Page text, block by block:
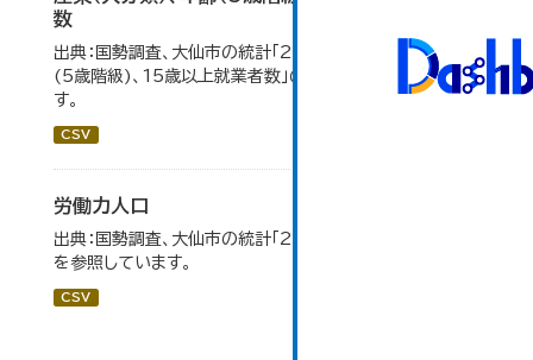
数
出典：国勢調査、大仙市の統計「2-7 産業(大分類)、年齢
(5歳階級)、15歳以上就業者数」のデータを参照していま
す。
CSV
労働力人口
出典：国勢調査、大仙市の統計「2-6 労働力人口」のデータ
を参照しています。
CSV